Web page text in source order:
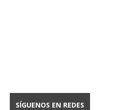
SÍGUENOS EN REDES